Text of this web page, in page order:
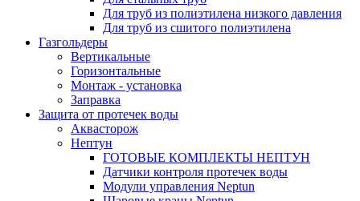
Для труб из полиэтилена низкого давления
Для труб из сшитого полиэтилена
Газгольдеры
Вертикальные
Горизонтальные
Монтаж - установка
Заправка
Защита от протечек воды
Аквасторож
Нептун
ГОТОВЫЕ КОМПЛЕКТЫ НЕПТУН
Датчики контроля протечек воды
Модули управления Neptun